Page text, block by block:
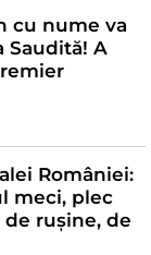
cu nume va
Saudită! A
României:
meci, plec
rușine, de